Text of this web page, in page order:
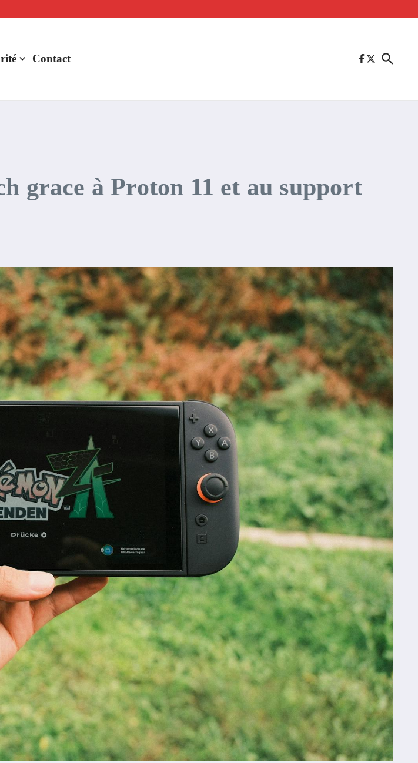
Contact
grace à Proton 11 et au support